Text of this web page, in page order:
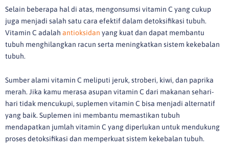
Selain beberapa hal di atas, mengonsumsi vitamin C yang cukup
juga menjadi salah satu cara efektif dalam detoksifikasi tubuh.
Vitamin C adalah antioksidan yang kuat dan dapat membantu
tubuh menghilangkan racun serta meningkatkan sistem kekebalan
tubuh.
Sumber alami vitamin C meliputi jeruk, stroberi, kiwi, dan paprika
merah. Jika kamu merasa asupan vitamin C dari makanan sehari-
hari tidak mencukupi, suplemen vitamin C bisa menjadi alternatif
yang baik. Suplemen ini membantu memastikan tubuh
mendapatkan jumlah vitamin C yang diperlukan untuk mendukung
proses detoksifikasi dan memperkuat sistem kekebalan tubuh.